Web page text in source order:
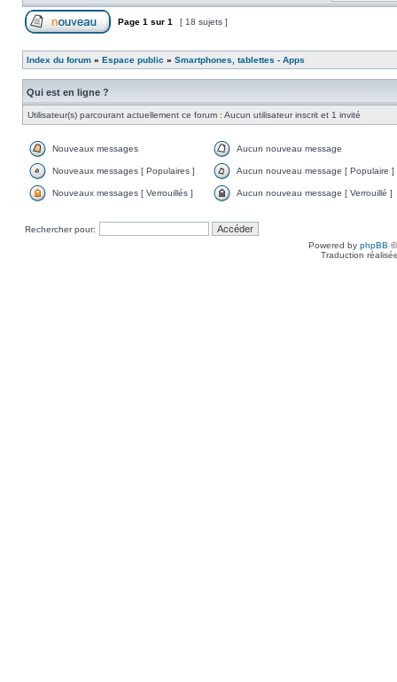
Page 1 sur 1 [ 18 sujets ]
Index du forum » Espace public » Smartphones, tablettes - Apps
Qui est en ligne ?
Utilisateur(s) parcourant actuellement ce forum : Aucun utilisateur inscrit et 1 invité
Nouveaux messages Aucun nouveau message
Nouveaux messages [ Populaires ] Aucun nouveau message [ Populaire ]
Nouveaux messages [ Verrouillés ] Aucun nouveau message [ Verrouillé ]
Rechercher pour:
Powered by phpBB
Traduction